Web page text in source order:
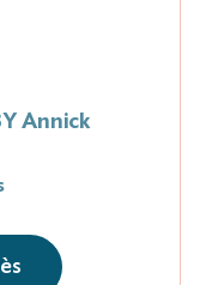
Annick